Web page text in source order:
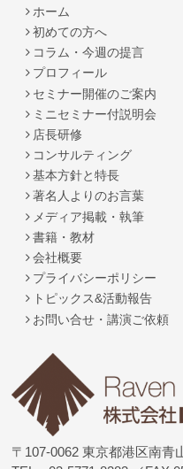
ホーム
初めての方へ
コラム・今週の提言
プロフィール
セミナー開催のご案内
ミニセミナー付説明会
店長研修
コンサルティング
基本方針と特長
著名人よりのお言葉
メディア掲載・執筆
書籍・教材
会社概要
プライバシーポリシー
トピックス&活動報告
お問い合せ・講演ご依頼
〒107-0062 東京都港区南